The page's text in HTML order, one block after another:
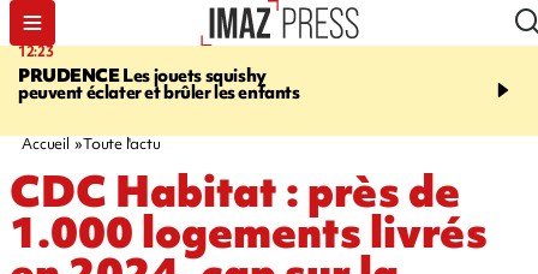
12:23
PRUDENCELes jouets squishy
peuvent éclater et brûler les enfants
15:54
inquiétante - un appel
Accueil Toute l'actu
CDC Habitat : près de
1.000 logements livrés